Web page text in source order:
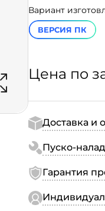
Вариант
ВЕРСИЯ ПК
Цена по
Доставка и
Пуско-
Гарантия